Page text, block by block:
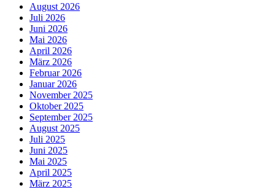
August 2026
Juli 2026
Juni 2026
Mai 2026
April 2026
März 2026
Februar 2026
Januar 2026
November 2025
Oktober 2025
September 2025
August 2025
Juli 2025
Juni 2025
Mai 2025
April 2025
März 2025